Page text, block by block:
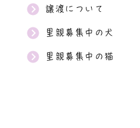
譲渡について
里親募集中の犬
里親募集中の猫